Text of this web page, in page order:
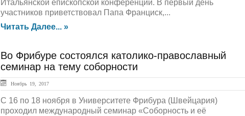
Итальянской епископской конференции. В первый день
участников приветствовал Папа Франциск,...
Читать Далее... »
Во Фрибуре состоялся католико-православный
семинар на тему соборности
Ноябрь 19, 2017
С 16 по 18 ноября в Университете Фрибура (Швейцария)
проходил международный семинар «Соборность и её